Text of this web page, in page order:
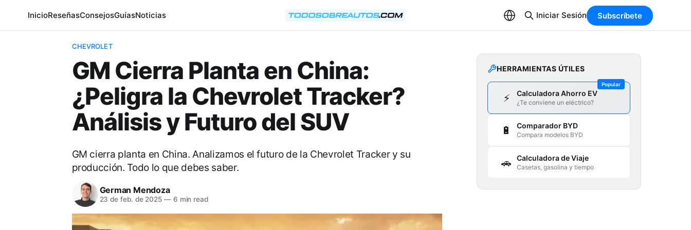
InicioReseñasConsejosGuíasNoticias Iniciar Sesión Subscríbete
CHEVROLET
GM Cierra Planta en China:
¿Peligra la Chevrolet Tracker?
Análisis y Futuro del SUV
GM cierra planta en China. Analizamos el futuro de la Chevrolet Tracker y su
producción. Todo lo que debes saber.
German Mendoza
23 de feb. de 2025 —6 min read
HERRAMIENTAS ÚTILES
Popular
⚡ Calculadora Ahorro EV
¿Te conviene un eléctrico?
🔋 Comparador BYD
Compara modelos BYD
🚗 Calculadora de Viaje
Casetas, gasolina y tiempo